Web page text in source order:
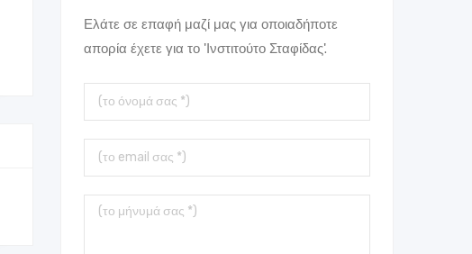
Ελάτε σε επαφή μαζί μας για οποιαδήποτε
απορία έχετε για το 'Ινστιτούτο Σταφίδας'.
όνομά
σας
Email
σας